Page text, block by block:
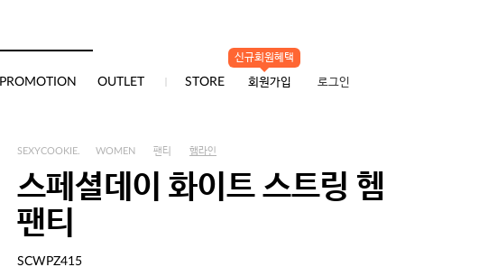
PROMOTION OUTLET STORE
신규회원혜택
회원가입 로그인
SEXYCOOKIE. WOMEN 팬티 햄라인
스페셜데이 화이트 스트링 헴
팬티
SCWPZ415